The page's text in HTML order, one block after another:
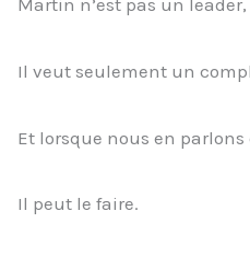
Martin n’est pas un
Il veut seulement un
Et lorsque nous en
Il peut le faire.